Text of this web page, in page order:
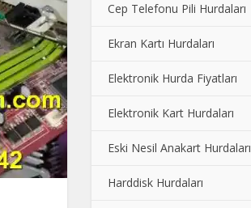
Cep Telefonu Pili Hurdaları
Ekran Kartı Hurdaları
Elektronik Hurda Fiyatları
Elektronik Kart Hurdaları
Eski Nesil Anakart Hurdaları
Harddisk Hurdaları